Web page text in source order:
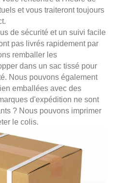
et vous traiteront toujours
de sécurité et un suivi facile
pas livrés rapidement par
remballer les
dans un sac tissé pour
Nous pouvons également
emballées avec des
d'expédition ne sont
? Nous pouvons imprimer
le colis.